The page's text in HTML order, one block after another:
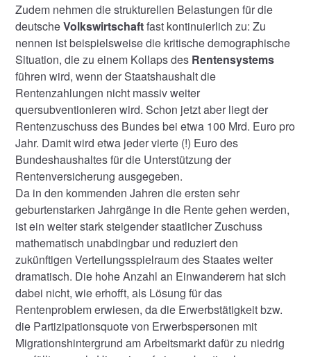
Zudem nehmen die strukturellen Belastungen für die
deutscheVolkswirtschaftfast kontinuierlich zu: Zu
nennen ist beispielsweise die kritische demographische
Situation, die zu einem Kollaps des Rentensystems
führen wird, wenn der Staatshaushalt die
Rentenzahlungen nicht massiv weiter
quersubventionieren wird. Schon jetzt aber liegt der
Rentenzuschuss des Bundes bei etwa 100 Mrd. Euro pro
Jahr. Damit wird etwa jeder vierte (!) Euro des
Bundeshaushaltes für die Unterstützung der
Rentenversicherung ausgegeben.
Da in den kommenden Jahren die ersten sehr
geburtenstarken Jahrgänge in die Rente gehen werden,
ist ein weiter stark steigender staatlicher Zuschuss
mathematisch unabdingbar und reduziert den
zukünftigen Verteilungsspielraum des Staates weiter
dramatisch. Die hohe Anzahl an Einwanderern hat sich
dabei nicht, wie erhofft, als Lösung für das
Rentenproblem erwiesen, da die Erwerbstätigkeit bzw.
die Partizipationsquote von Erwerbspersonen mit
Migrationshintergrund am Arbeitsmarkt dafür zu niedrig